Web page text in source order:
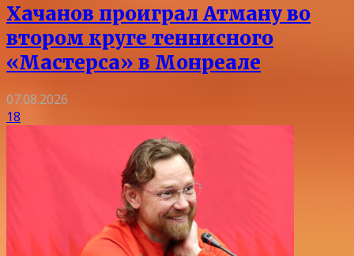
Хачанов проиграл Атману во
втором круге теннисного
«Мастерса» в Монреале
07.08.2026
18